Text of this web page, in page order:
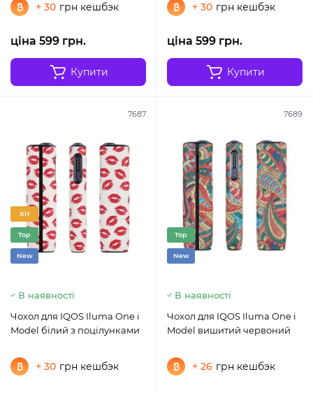
+ 30 грн кешбэк
ціна 599 грн.
Купити
+ 30 грн кешбэк
ціна 599 грн.
Купити
7687
Хіт
Top
New
В наявності
Чохол для IQOS Iluma One i
Model білий з поцілунками
+ 30 грн кешбэк
7689
Top
New
В наявності
Чохол для IQOS Iluma One i
Model вишитий червоний
+ 26 грн кешбэк